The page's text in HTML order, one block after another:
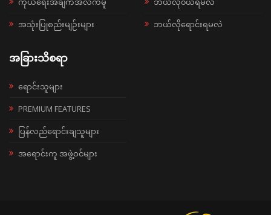
အသုံးပြုစည်းမျဉ်းများ ဘယ်လိုရောင်းရမလဲ
အခြားသိစရာ
ရောင်းသူများ
PREMIUM FEATURES
ပြန်လည်ရောင်းချသူများ
အရောင်းကူ အဖွဲ့ဝင်များ